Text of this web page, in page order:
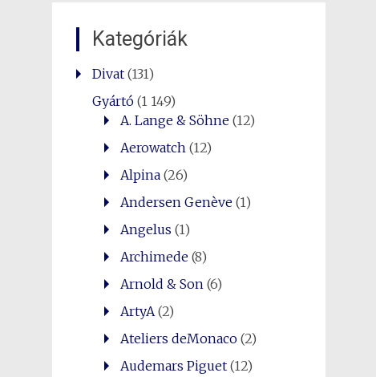
Kategóriák
Divat(131)
Gyártó(1 149)
A. Lange & Söhne(12)
Aerowatch (12)
Alpina(26)
Andersen Genève(1)
Angelus (1)
Archimede(8)
Arnold & Son (6)
ArtyA (2)
Ateliers deMonaco(2)
Audemars Piguet(12)